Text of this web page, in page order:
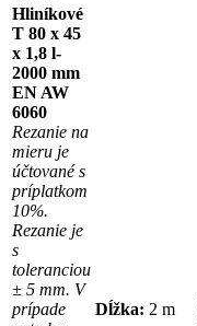
Hliníkové
T 80 x 45
x 1,8 l-
2000 mm
EN AW
6060
Rezanie na
mieru je
účtované s
príplatkom
10%.
Rezanie je
s
toleranciou
± 5 mm. V
prípade
Dĺžka: 2 m